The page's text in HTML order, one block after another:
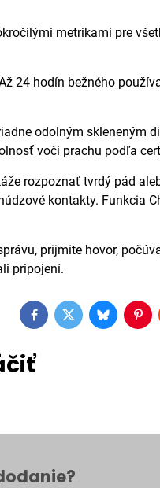
metrikami pre
Až 24 hodín bežného
odolným
voči prachu podľa
rozpoznať tvrdý pád
kontakty. Funkcia
prijmite hovor,
pripojení.
FacebookTwitterBluesky